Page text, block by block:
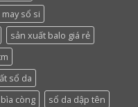
may sổ si
sản xuất balo giá rẻ
sổ da
còng
sổ da dập tên